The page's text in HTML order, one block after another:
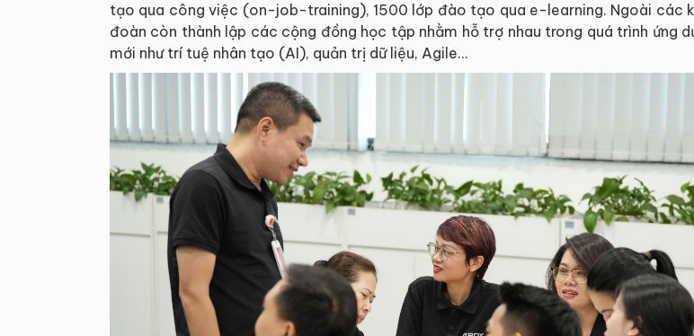
tạo qua công việc (on-job-training), 1500 lớp đào tạo qua e-learning. Ngoài các
đoàn còn thành lập các cộng đồng học tập nhằm hỗ trợ nhau trong quá trình ứng
mới như trí tuệ nhân tạo (AI), quản trị dữ liệu, Agile…